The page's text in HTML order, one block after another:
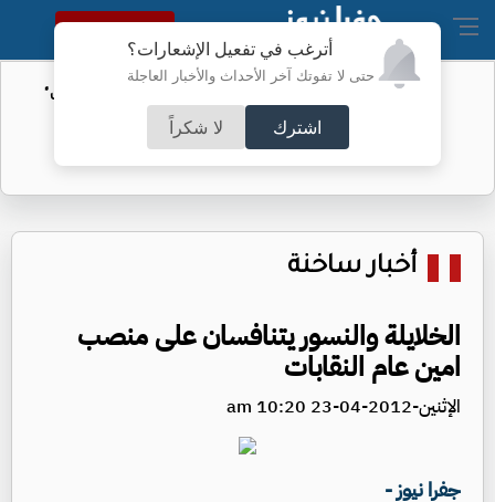
أترغب في تفعيل الإشعارات؟
حتى لا تفوتك آخر الأحداث والأخبار العاجلة
اشترك لا شكراً
النسخة الكاملة
الأمن السيبراني يحذر من رسائل "واتساب"
أخبار ساخنة
الخلايلة والنسور يتنافسان على منصب
امين عام النقابات
الإثنين-2012-04-23 10:20 am
جفرا نيوز -